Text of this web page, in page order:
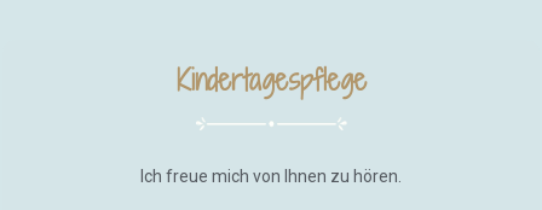
Kindertagespflege
Ich freue mich von Ihnen zu hören.